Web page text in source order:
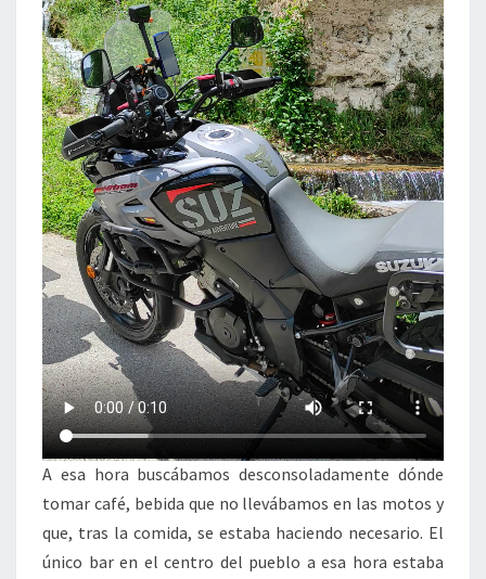
A esa hora buscábamos desconsoladamente dónde
tomar café, bebida que no llevábamos en las motos y
que, tras la comida, se estaba haciendo necesario. El
único bar en el centro del pueblo a esa hora estaba